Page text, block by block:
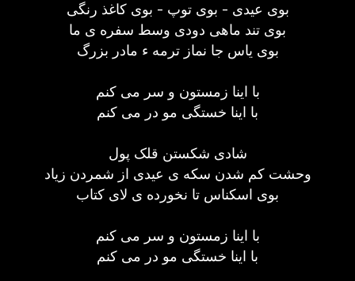
بوی عیدی - بوی توپ - بوی کاغذ رنگی
بوی تند ماهی دودی وسط سفره ی ما
بوی یاس جا نماز ترمه ء مادر بزرگ
با اینا زمستون و سر می کنم
با اینا خستگی مو در می کنم
شادی شکستن قلک پول
وحشت کم شدن سکه ی عیدی از شمردن زیاد
بوی اسکناس تا نخورده ی لای کتاب
با اینا زمستون و سر می کنم
با اینا خستگی مو در می کنم